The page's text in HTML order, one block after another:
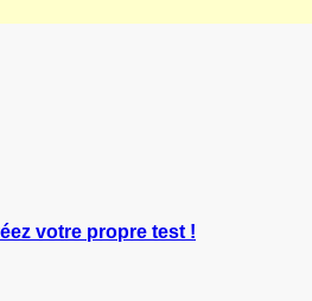
votre propre test !